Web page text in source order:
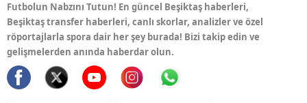
Futbolun Nabzını Tutun! En güncel Beşiktaş haberleri,
Beşiktaş transfer haberleri, canlı skorlar, analizler ve özel
röportajlarla spora dair her şey burada! Bizi takip edin ve
gelişmelerden anında haberdar olun.